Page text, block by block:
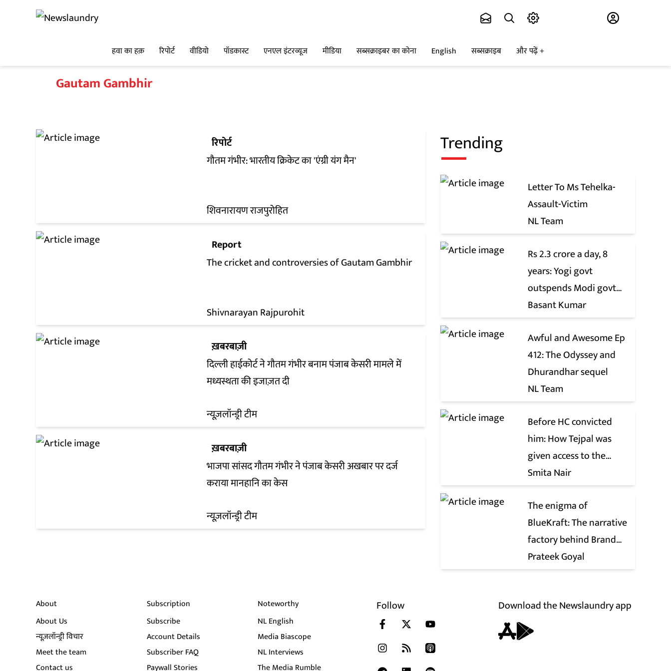
हवा का हक़ रिपोर्ट वीडियो पॉडकास्ट एनएल इंटरव्यूज मीडिया सब्सक्राइबर का कोना English सब्सक्राइब और पढ़ें
Gautam Gambhir
रिपोर्ट
गौतम गंभीर: भारतीय क्रिकेट का 'एंग्री यंग मैन'
शिवनारायण राजपुरोहित
Report
The cricket and controversies of Gautam Gambhir
Shivnarayan Rajpurohit
ख़बरबाज़ी
दिल्ली हाईकोर्ट ने गौतम गंभीर बनाम पंजाब केसरी मामले में
मध्यस्थता की इजाज़त दी
न्यूज़लॉन्ड्री टीम
ख़बरबाज़ी
भाजपा सांसद गौतम गंभीर ने पंजाब केसरी अखबार पर दर्ज
कराया मानहानि का केस
न्यूज़लॉन्ड्री टीम
Trending
Letter To Ms Tehelka-
Assault-Victim
NL Team
Rs 2.3 crore a day, 8
years: Yogi govt
outspends Modi govt
when it comes to ads
Basant Kumar
Awful and Awesome Ep
412: The Odyssey and
Dhurandhar sequel
NL Team
Before HC convicted
him: How Tejpal was
given access to the
victim’s personal chats
to build his defence
Smita Nair
The enigma of
BlueKraft: The narrative
factory behind Brand
Modi
Prateek Goyal
About
About Us
न्यूज़लॉन्ड्री विचार
Meet the team
Contact us
Subscription
Subscribe
Account Details
Subscriber FAQ
Paywall Stories
Noteworthy
NL English
Media Biascope
NL Interviews
The Media Rumble
Follow Download the Newslaundry app